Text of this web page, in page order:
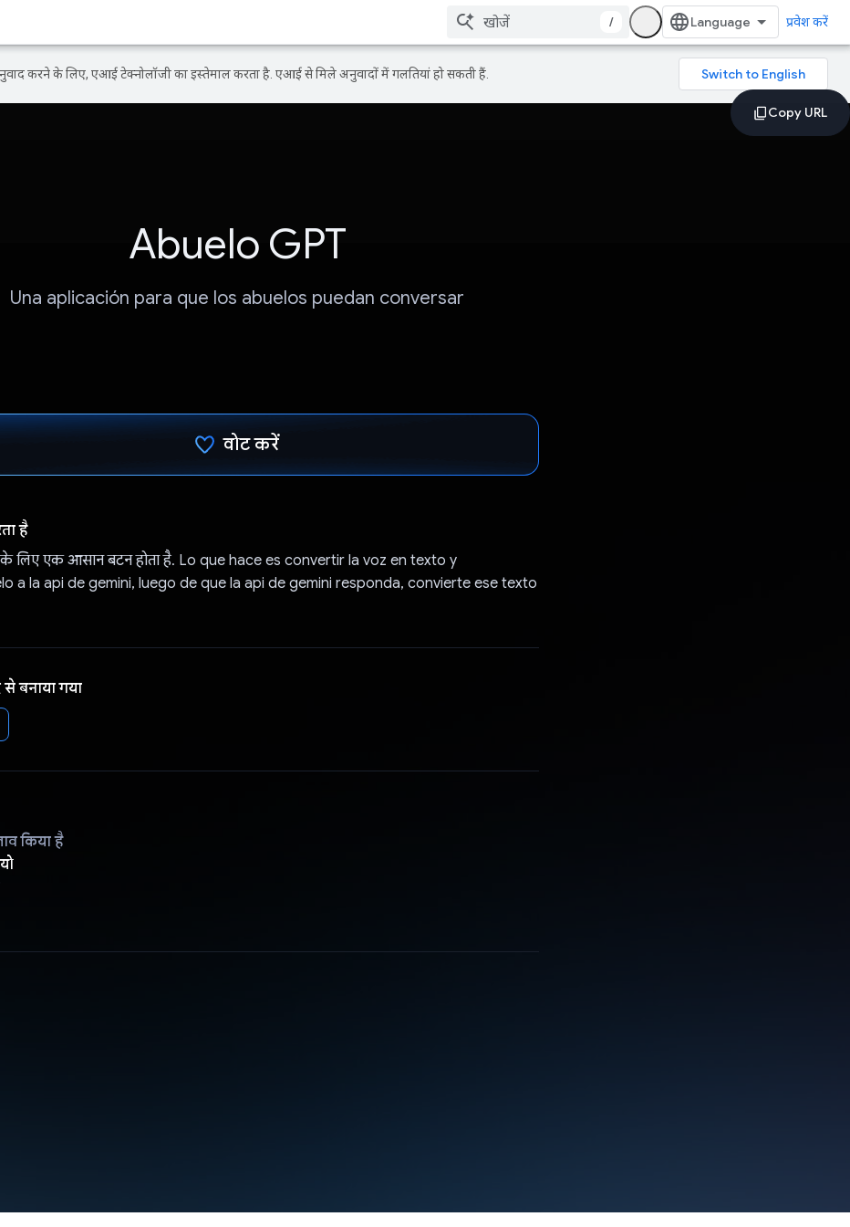
/ प्रवेश करें
करने के लिए, एआई टेक्नोलॉजी का इस्तेमाल करता है. एआई से मिले अनुवादों में गलतियां हो सकती हैं.
Abuelo GPT
Una aplicación para que los abuelos puedan conversar
वोट करें
है
लिए एक आसान बटन होता है. Lo que hace es convertir la voz en texto y
a la api de gemini, luego de que la api de gemini responda, convierte ese texto
बनाया गया
किया है